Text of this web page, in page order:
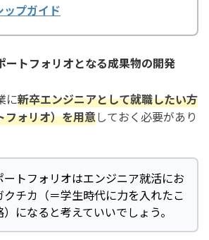
ップガイド
ートフォリオとなる成果物の開発
に新卒エンジニアとして就職したい方
フォリオ）を用意しておく必要があり
ートフォリオはエンジニア就活にお
クチカ（＝学生時代に力を入れたこ
）になると考えていいでしょう。